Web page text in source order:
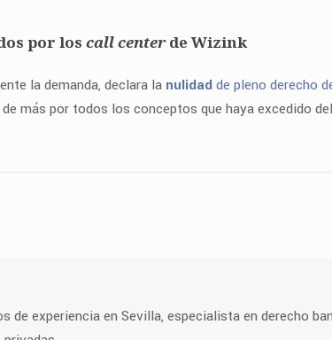
por loscall centerde Wizink
la demanda, declara la nulidadde pleno derecho
de más por todos los conceptos que haya excedido
de experiencia en Sevilla, especialista en derecho